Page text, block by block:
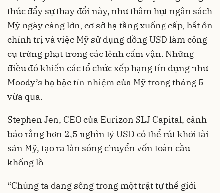
thúc đẩy sự thay đổi này, như thâm hụt ngân sách
Mỹ ngày càng lớn, cơ sở hạ tầng xuống cấp, bất ổn
chính trị và việc Mỹ sử dụng đồng USD làm công
cụ trừng phạt trong các lệnh cấm vận. Những
điều đó khiến các tổ chức xếp hạng tín dụng như
Moody’s hạ bậc tín nhiệm của Mỹ trong tháng 5
vừa qua.
Stephen Jen, CEO của Eurizon SLJ Capital, cảnh
báo rằng hơn 2,5 nghìn tỷ USD có thể rút khỏi tài
sản Mỹ, tạo ra làn sóng chuyển vốn toàn cầu
khổng lồ.
“Chúng ta đang sống trong một trật tự thế giới